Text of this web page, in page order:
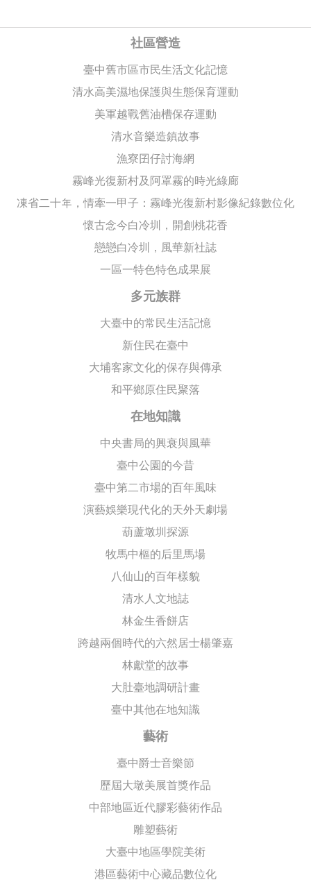
社區營造
臺中舊市區市民生活文化記憶
清水高美濕地保護與生態保育運動
美軍越戰舊油槽保存運動
清水音樂造鎮故事
漁寮囝仔討海網
霧峰光復新村及阿罩霧的時光綠廊
凍省二十年，情牽一甲子：霧峰光復新村影像紀錄數位化
懷古念今白冷圳，開創桃花香
戀戀白冷圳，風華新社誌
一區一特色特色成果展
多元族群
大臺中的常民生活記憶
新住民在臺中
大埔客家文化的保存與傳承
和平鄉原住民聚落
在地知識
中央書局的興衰與風華
臺中公園的今昔
臺中第二市場的百年風味
演藝娛樂現代化的天外天劇場
葫蘆墩圳探源
牧馬中樞的后里馬場
八仙山的百年樣貌
清水人文地誌
林金生香餅店
跨越兩個時代的六然居士楊肇嘉
林獻堂的故事
大肚臺地調研計畫
臺中其他在地知識
藝術
臺中爵士音樂節
歷屆大墩美展首獎作品
中部地區近代膠彩藝術作品
雕塑藝術
大臺中地區學院美術
港區藝術中心藏品數位化